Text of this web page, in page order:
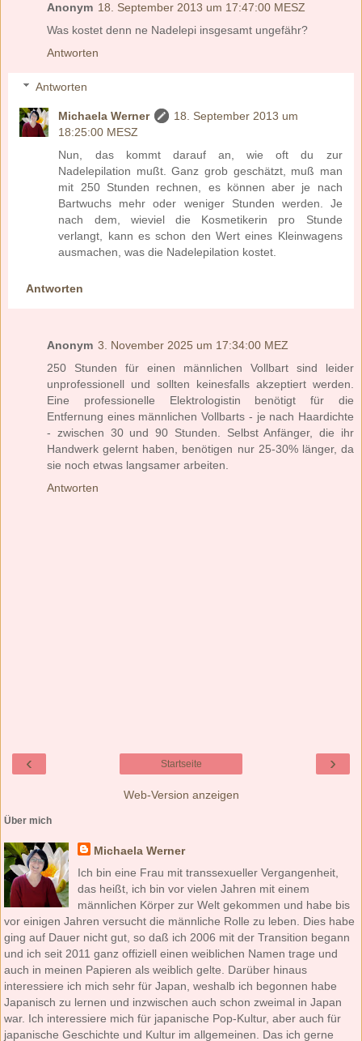
Anonym 18. September 2013 um 17:47:00 MESZ
Was kostet denn ne Nadelepi insgesamt ungefähr?
Antworten
Antworten
Michaela Werner
18. September 2013 um
18:25:00 MESZ
Nun, das kommt darauf an, wie oft du zur
Nadelepilation mußt. Ganz grob geschätzt, muß man
mit 250 Stunden rechnen, es können aber je nach
Bartwuchs mehr oder weniger Stunden werden. Je
nach dem, wieviel die Kosmetikerin pro Stunde
verlangt, kann es schon den Wert eines Kleinwagens
ausmachen, was die Nadelepilation kostet.
Antworten
Anonym 3. November 2025 um 17:34:00 MEZ
250 Stunden für einen männlichen Vollbart sind leider
unprofessionell und sollten keinesfalls akzeptiert werden.
Eine professionelle Elektrologistin benötigt für die
Entfernung eines männlichen Vollbarts - je nach Haardichte
- zwischen 30 und 90 Stunden. Selbst Anfänger, die ihr
Handwerk gelernt haben, benötigen nur 25-30% länger, da
sie noch etwas langsamer arbeiten.
Antworten
‹ ›
Startseite
Web-Version anzeigen
Über mich
Michaela Werner
Ich bin eine Frau mit transsexueller Vergangenheit,
das heißt, ich bin vor vielen Jahren mit einem
männlichen Körper zur Welt gekommen und habe bis
vor einigen Jahren versucht die männliche Rolle zu leben. Dies habe
ging auf Dauer nicht gut, so daß ich 2006 mit der Transition begann
und ich seit 2011 ganz offiziell einen weiblichen Namen trage und
auch in meinen Papieren als weiblich gelte. Darüber hinaus
interessiere ich mich sehr für Japan, weshalb ich begonnen habe
Japanisch zu lernen und inzwischen auch schon zweimal in Japan
war. Ich interessiere mich für japanische Pop-Kultur, aber auch für
japanische Geschichte und Kultur im allgemeinen. Das ich gerne